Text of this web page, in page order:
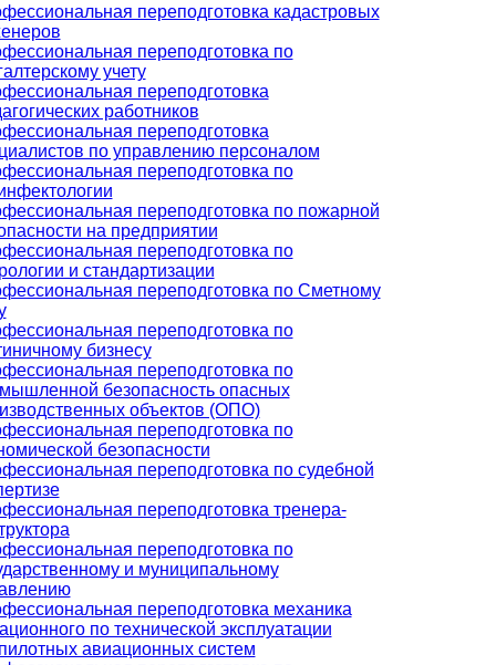
переподготовка кадастровых
переподготовка по
учету
переподготовка
работников
переподготовка
по управлению персоналом
переподготовка по
переподготовка по пожарной
на предприятии
переподготовка по
и стандартизации
переподготовка по Сметному
переподготовка по
бизнесу
переподготовка по
безопасность опасных
объектов (ОПО)
переподготовка по
безопасности
переподготовка по судебной
переподготовка тренера-
переподготовка по
и муниципальному
переподготовка механика
по технической эксплуатации
авиационных систем